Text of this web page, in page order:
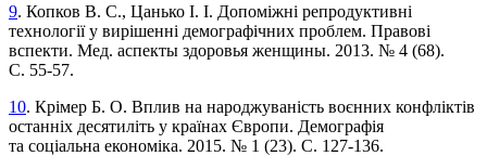
9. Копков В. С., Цанько І. І. Допоміжні репродуктивні
технології у вирішенні демографічних проблем. Правові
вспекти. Мед. аспекты здоровья женщины. 2013. № 4 (68).
С. 55-57.
10. Крімер Б. О. Вплив на народжуваність воєнних конфліктів
останніх десятиліть у країнах Європи. Демографія
та соціальна економіка. 2015. № 1 (23). С. 127-136.